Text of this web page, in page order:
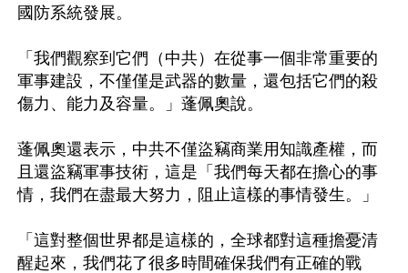
國防系統發展。
「我們觀察到它們（中共）在從事一個非常重要的
軍事建設，不僅僅是武器的數量，還包括它們的殺
傷力、能力及容量。」蓬佩奧說。
蓬佩奧還表示，中共不僅盜竊商業用知識產權，而
且還盜竊軍事技術，這是「我們每天都在擔心的事
情，我們在盡最大努力，阻止這樣的事情發生。」
「這對整個世界都是這樣的，全球都對這種擔憂清
醒起來，我們花了很多時間確保我們有正確的戰